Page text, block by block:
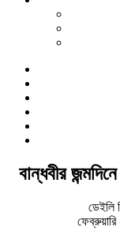
বান্ধবীর
ডেইলি